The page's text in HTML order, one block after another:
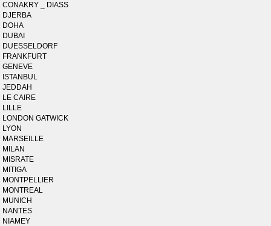
CONAKRY _ DIASS
DJERBA
DOHA
DUBAI
DUESSELDORF
FRANKFURT
GENEVE
ISTANBUL
JEDDAH
LE CAIRE
LILLE
LONDON GATWICK
LYON
MARSEILLE
MILAN
MISRATE
MITIGA
MONTPELLIER
MONTREAL
MUNICH
NANTES
NIAMEY